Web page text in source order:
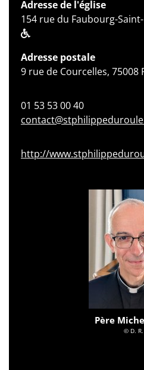
Adresse de l'église
154 rue du Faubourg-
Adresse postale
9 rue de Courcelles, 75008
01 53 53 00 40
http://
Père
© D. R.